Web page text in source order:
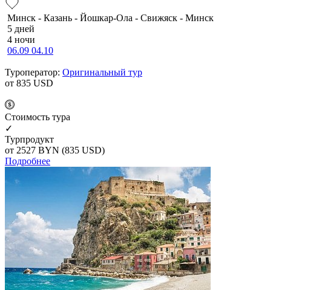
Минск - Казань - Йошкар-Ола - Свижяск - Минск
5 дней
4 ночи
06.09 04.10
Туроператор: Оригинальный тур
от 835 USD
Cтоимость тура
✓
Турпродукт
от 2527 BYN (835 USD)
Подробнее